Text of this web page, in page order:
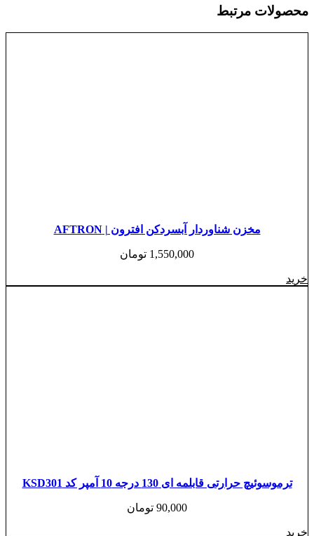
محصولات مرتبط
مخزن شناوردار آبسردکن افترون | AFTRON
1,550,000 تومان
خرید
ترموسوئیچ حرارتی قابلمه ای 130 درجه 10 آمپر کد KSD301
90,000 تومان
خرید